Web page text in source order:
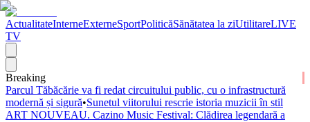
ActualitateInterneExterneSportPoliticăSănătatea la ziUtilitareLIVE
TV
Breaking
Parcul Tăbăcărie va fi redat circuitului public, cu o infrastructură
modernă și sigură•Sunetul viitorului rescrie istoria muzicii în stil
ART NOUVEAU. Cazino Music Festival: Clădirea legendară a